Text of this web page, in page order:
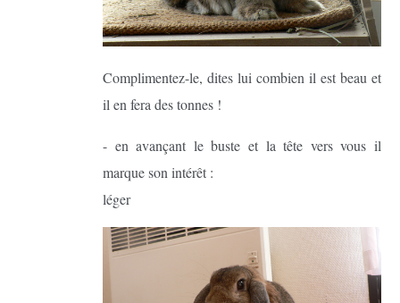
Complimentez-le, dites lui combien il est beau et
il en fera des tonnes !
- en avançant le buste et la tête vers vous il
marque son intérêt :
léger